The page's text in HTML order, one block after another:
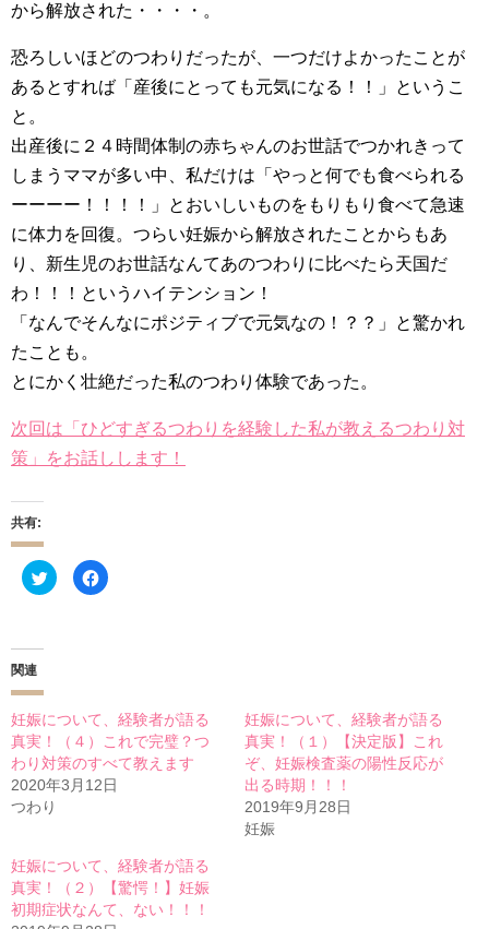
から解放された・・・・。
恐ろしいほどのつわりだったが、一つだけよかったことが
あるとすれば「産後にとっても元気になる！！」というこ
と。
出産後に２４時間体制の赤ちゃんのお世話でつかれきって
しまうママが多い中、私だけは「やっと何でも食べられる
ーーーー！！！！」とおいしいものをもりもり食べて急速
に体力を回復。つらい妊娠から解放されたことからもあ
り、新生児のお世話なんてあのつわりに比べたら天国だ
わ！！！というハイテンション！
「なんでそんなにポジティブで元気なの！？？」と驚かれ
たことも。
とにかく壮絶だった私のつわり体験であった。
次回は「ひどすぎるつわりを経験した私が教えるつわり対
策」をお話しします！
共有:
ク
リ
e
r
で
共
有
(
新
し
ン
ド
ウ
で
開
F
a
る
に
は
ク
リ
ッ
さ
(
新
関連
妊娠について、経験者が語る
真実！（４）これで完璧？つ
わり対策のすべて教えます
2020年3月12日
つわり
妊娠について、経験者が語る
真実！（１）【決定版】これ
ぞ、妊娠検査薬の陽性反応が
出る時期！！！
2019年9月28日
妊娠
妊娠について、経験者が語る
真実！（２）【驚愕！】妊娠
初期症状なんて、ない！！！